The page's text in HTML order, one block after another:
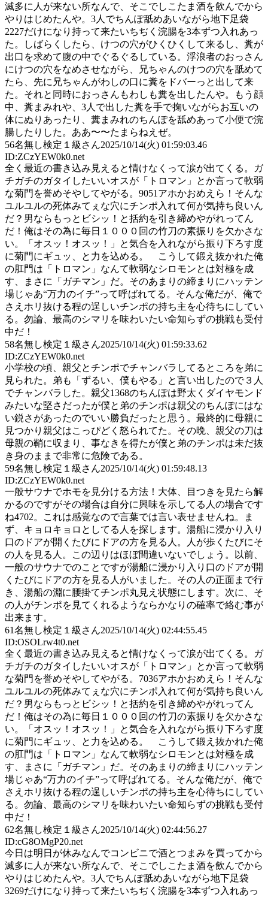
滅多に人が来ない所なんで、そこでしこたま酒を飲んでから
やりはじめたんや。3人でちんぽ舐めあいながら地下足袋
2227だけになり持って来たいちぢく浣腸を3本ずつ入れあっ
た。しばらくしたら、けつの穴がひくひくして来るし、糞が
出口を求めて腹の中でぐるぐるしている。浮浪者のおっさん
にけつの穴をなめさせながら、兄ちゃんのけつの穴を舐めて
たら、先に兄ちゃんがわしの口に糞をドバーっと出して来
た。それと同時におっさんもわしも糞を出したんや。もう顔
中、糞まみれや、3人で出した糞を手で掬いながらお互いの
体にぬりあったり、糞まみれのちんぽを舐めあって小便で浣
腸したりした。ああ〜〜たまらねえぜ。
56名無し検定１級さん2025/10/14(火) 01:59:03.46
ID:ZCzYEW0k0.net
全く最近の書き込み見えると情けなくって涙が出てくる。ガ
チガチのガタイしたいいオスが「トロマン」とか言って軟弱
な菊門を誉めそやしてやがる。9051アホかおめえら！そんな
ユルユルの死体みてぇな穴にチンポ入れて何が気持ち良いん
だ？男ならもっとビシッ！と括約を引き締めやがれってん
だ！俺はその為に毎日１０００回の竹刀の素振りを欠かさな
い。「オスッ！オスッ！」と気合を入れながら振り下ろす度
に菊門にギュッ、と力を込める。 こうして鍛え抜かれた俺
の肛門は「トロマン」なんて軟弱なシロモンとは対極を成
す、まさに「ガチマン」だ。そのあまりの締まりにハッテン
場じゃあ“万力のイチ”って呼ばれてる。そんな俺だが、俺で
さえホリ抜ける程の逞しいチンポの持ち主を心待ちにしてい
る。勿論、最高のシマリを味わいたい命知らずの挑戦も受付
中だ！
58名無し検定１級さん2025/10/14(火) 01:59:33.62
ID:ZCzYEW0k0.net
小学校の頃、親父とチンポでチャンバラしてるところを弟に
見られた。弟も「ずるい、僕もやる」と言い出したので３人
でチャンバラした。親父1368のちんぽは野太くダイヤモンド
みたいな堅さだったが僕と弟のチンポは親父のちんぽにはな
い鋭さがあったのでいい勝負だったと思う。最終的に母親に
見つかり親父はこっぴどく怒られてた。その晩、親父の刀は
母親の鞘に収まり、事なきを得たが僕と弟のチンポは未だ抜
き身のままで非常に危険である。
59名無し検定１級さん2025/10/14(火) 01:59:48.13
ID:ZCzYEW0k0.net
一般サウナでホモを見分ける方法！大体、目つきを見たら解
かるのですがその場合は自分に興味を示してる人の場合です
ね4702。これは感覚なので言葉では言い表せませんね。ま
ず、キョロキョロとしてる人を探します。湯船に浸かり入り
口のドアが開くたびにドアの方を見る人。人が歩くたびにそ
の人を見る人。この辺りはほぼ間違いないでしょう。以前、
一般のサウナでのことですが湯船に浸かり入り口のドアが開
くたびにドアの方を見る人がいました。その人の正面まで行
き、湯船の淵に腰掛てチンポ丸見え状態にします。次に、そ
の人がチンポを見てくれるようならかなりの確率で絡む事が
出来ます。
61名無し検定１級さん2025/10/14(火) 02:44:55.45
ID:OSOLrw4t0.net
全く最近の書き込み見えると情けなくって涙が出てくる。ガ
チガチのガタイしたいいオスが「トロマン」とか言って軟弱
な菊門を誉めそやしてやがる。7036アホかおめえら！そんな
ユルユルの死体みてぇな穴にチンポ入れて何が気持ち良いん
だ？男ならもっとビシッ！と括約を引き締めやがれってん
だ！俺はその為に毎日１０００回の竹刀の素振りを欠かさな
い。「オスッ！オスッ！」と気合を入れながら振り下ろす度
に菊門にギュッ、と力を込める。 こうして鍛え抜かれた俺
の肛門は「トロマン」なんて軟弱なシロモンとは対極を成
す、まさに「ガチマン」だ。そのあまりの締まりにハッテン
場じゃあ“万力のイチ”って呼ばれてる。そんな俺だが、俺で
さえホリ抜ける程の逞しいチンポの持ち主を心待ちにしてい
る。勿論、最高のシマリを味わいたい命知らずの挑戦も受付
中だ！
62名無し検定１級さん2025/10/14(火) 02:44:56.27
ID:cG8OMgP20.net
今日は明日が休みなんでコンビニで酒とつまみを買ってから
滅多に人が来ない所なんで、そこでしこたま酒を飲んでから
やりはじめたんや。3人でちんぽ舐めあいながら地下足袋
3269だけになり持って来たいちぢく浣腸を3本ずつ入れあっ